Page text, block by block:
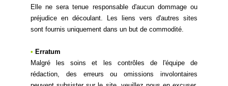
Elle ne sera tenue responsable d'aucun dommage ou
préjudice en découlant. Les liens vers d'autres sites
sont fournis uniquement dans un but de commodité.
• Erratum
Malgré les soins et les contrôles de l'équipe de
rédaction, des erreurs ou omissions involontaires